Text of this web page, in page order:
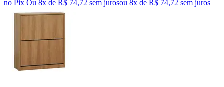
no Pix Ou 8x de R$ 74,72 sem jurosou 8x de R$ 74,72 sem juros